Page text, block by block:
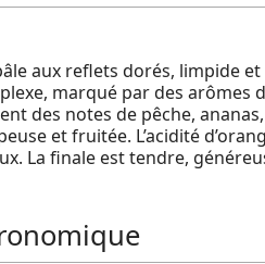
aux reflets dorés, limpide
marqué par des
des notes de pêche,
et fruitée. L’acidité
La finale est tendre,